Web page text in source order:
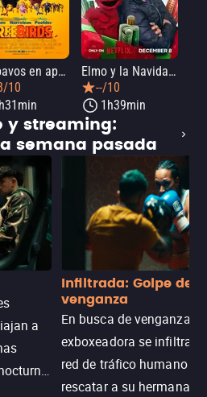
Dos pavos en apuros
10
Elmo y la Navidad mágica de Mark Rober
--/10
1h39min
y streaming:
semana pasada
a
Infiltrada: Golpe de
venganza
En busca de venganza,
exboxeadora se infiltra
red de tráfico humano
rescatar a su hermana